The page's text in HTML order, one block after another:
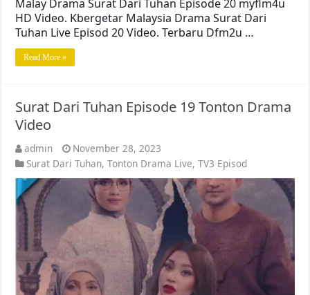
Malay Drama Surat Dari Tuhan Episode 20 myflm4u
HD Video. Kbergetar Malaysia Drama Surat Dari
Tuhan Live Episod 20 Video. Terbaru Dfm2u …
Read More »
Surat Dari Tuhan Episode 19 Tonton Drama
Video
admin
November 28, 2023
Surat Dari Tuhan,Tonton Drama Live,TV3 Episod